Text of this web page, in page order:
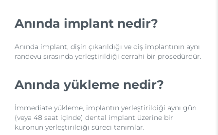
Anında implant nedir?
Anında implant, dişin çıkarıldığı ve diş implantının aynı
randevu sırasında yerleştirildiği cerrahi bir prosedürdür.
Anında yükleme nedir?
İmmediate yükleme, implantın yerleştirildiği aynı gün
(veya 48 saat içinde) dental implant üzerine bir
kuronun yerleştirildiği süreci tanımlar.